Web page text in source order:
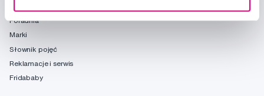
Poradnia
Marki
Słownik pojęć
Reklamacje i serwis
Fridababy